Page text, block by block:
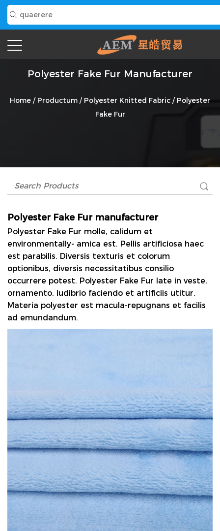
Polyester Fake Fur Manufacturer
Home / Productum / Polyester Knitted Fabric / Polyester
Fake Fur
Polyester Fake Fur manufacturer
Polyester Fake Fur molle, calidum et
environmentally- amica est. Pellis artificiosa haec
est parabilis. Diversis texturis et colorum
optionibus, diversis necessitatibus consilio
occurrere potest. Polyester Fake Fur late in veste,
ornamento, ludibrio faciendo et artificiis utitur.
Materia polyester est macula-repugnans et facilis
ad emundandum.